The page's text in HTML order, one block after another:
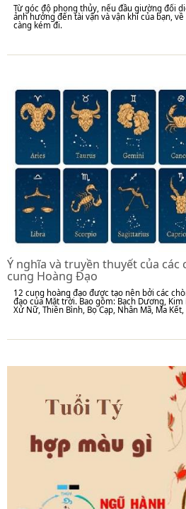
Từ góc độ phong thủy, nếu đầu giường đối
ảnh hưởng đến tài vận và vận khí của bạn,
càng kém đi.
Ý nghĩa và truyền thuyết của các
cung Hoàng Đạo
12 cung hoàng đạo được tạo nên bởi các
đạo của Mặt trời. Bao gồm: Bạch Dương, Kim
Xử Nữ, Thiên Bình, Bọ Cạp, Nhân Mã, Ma